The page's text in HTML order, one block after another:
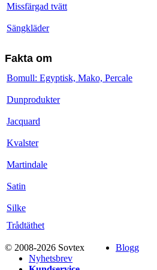
Missfärgad tvätt
Sängkläder
Fakta om
Bomull: Egyptisk, Mako, Percale
Dunprodukter
Jacquard
Kvalster
Martindale
Satin
Silke
Trådtäthet
© 2008-2026 Sovtex
Blogg
Nyhetsbrev